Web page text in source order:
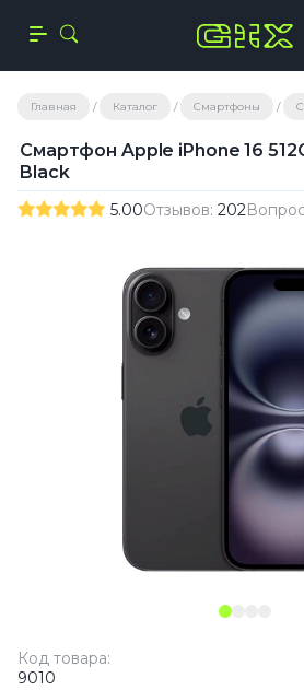
Главная Каталог Смартфоны
Смартфон Apple iPhone 16
Black
5.00Отзывов: 202
Код товара:
9010